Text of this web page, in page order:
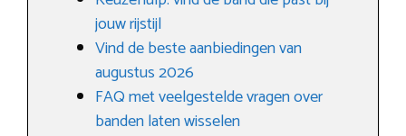
jouw rijstijl
Vind de beste aanbiedingen van
augustus 2026
FAQ met veelgestelde vragen over
banden laten wisselen